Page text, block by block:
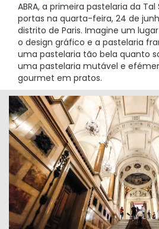
ABRA, a primeira pastelaria da
portas na quarta-feira, 24 de
distrito de Paris. Imagine um
o design gráfico e a pastelaria
uma pastelaria tão bela quanto
uma pastelaria mutável e
gourmet em pratos.